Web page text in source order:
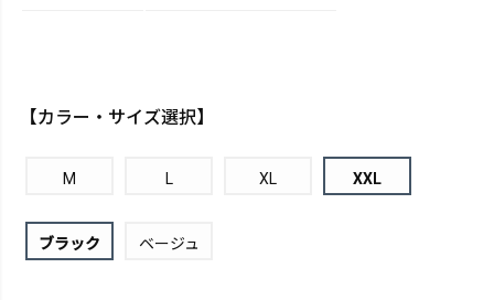
【カラー・サイズ選択】
M L XL XXL
ブラック ベージュ